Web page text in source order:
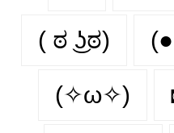
( ಠ ͜ʖಠ)
(✧ω✧)